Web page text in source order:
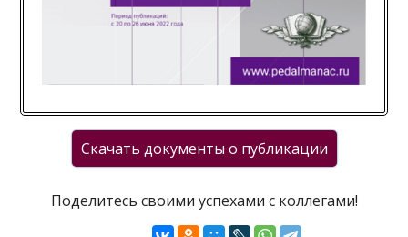
Поделитесь своими успехами с коллегами!